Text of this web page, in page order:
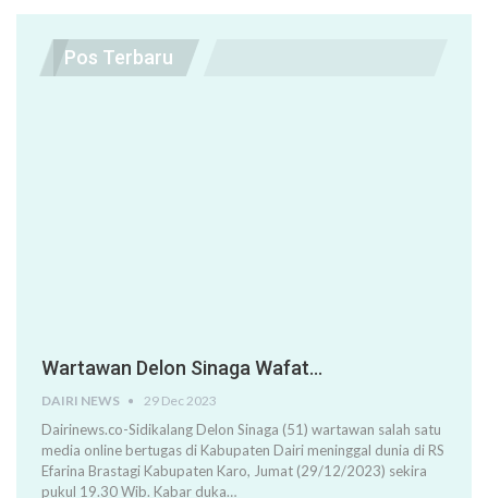
Pos Terbaru
Wartawan Delon Sinaga Wafat…
DAIRI NEWS 29 Dec 2023
Dairinews.co-Sidikalang Delon Sinaga (51) wartawan salah satu
media online bertugas di Kabupaten Dairi meninggal dunia di RS
Efarina Brastagi Kabupaten Karo, Jumat (29/12/2023) sekira
pukul 19.30 Wib. Kabar duka…